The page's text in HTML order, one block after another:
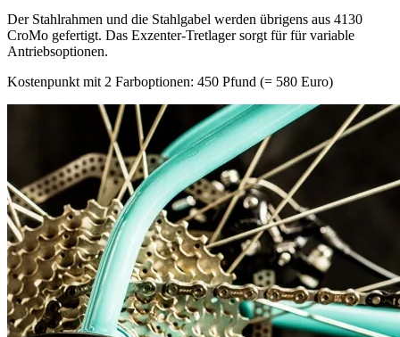
Der Stahlrahmen und die Stahlgabel werden übrigens aus 4130
CroMo gefertigt. Das Exzenter-Tretlager sorgt für für variable
Antriebsoptionen.
Kostenpunkt mit 2 Farboptionen: 450 Pfund (= 580 Euro)